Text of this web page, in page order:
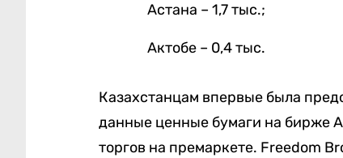
Астана – 1,7 тыс.;
Актобе – 0,4 тыс.
Казахстанцам впервые была
данные ценные бумаги на бирже
торгов на премаркете. Freedom